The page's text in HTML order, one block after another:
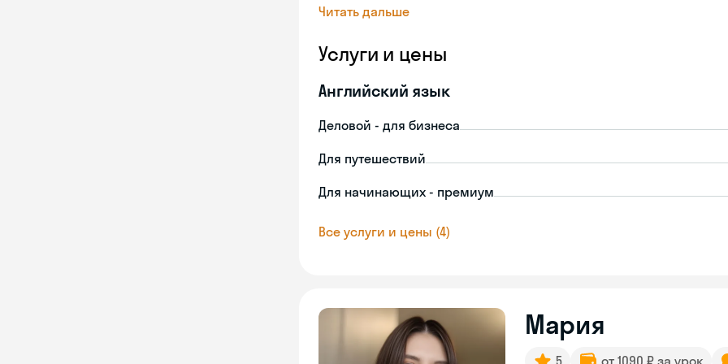
Читать дальше
Услуги и цены
Английский язык
Деловой - для бизнеса
Для путешествий
Для начинающих - премиум
Все услуги и цены (4)
Мария
5 от 1090 ₽ за урок